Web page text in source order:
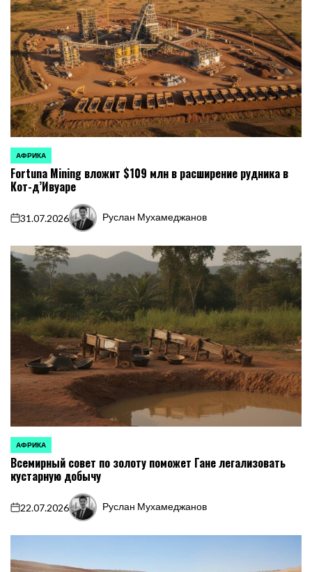
ОПУБЛИКОВАНО
В
АФРИКА
Fortuna Mining вложит $109 млн в расширение рудника в
Кот-д’Ивуаре
on
31.07.2026
Запись
Руслан Мухамеджанов
ОПУБЛИКОВАНО
В
АФРИКА
Всемирный совет по золоту поможет Гане легализовать
кустарную добычу
on
22.07.2026
Запись
Руслан Мухамеджанов